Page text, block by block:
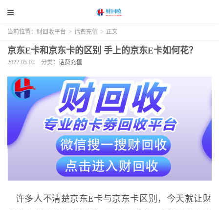
当前位置： 财回收平台 > 话费充值 > 正文
京东E卡和京东卡的区别 手上的京东E卡如何花？
2022-05-03 分类： 话费充值
许多人不清楚京东E卡与京东卡区别，今天就让财